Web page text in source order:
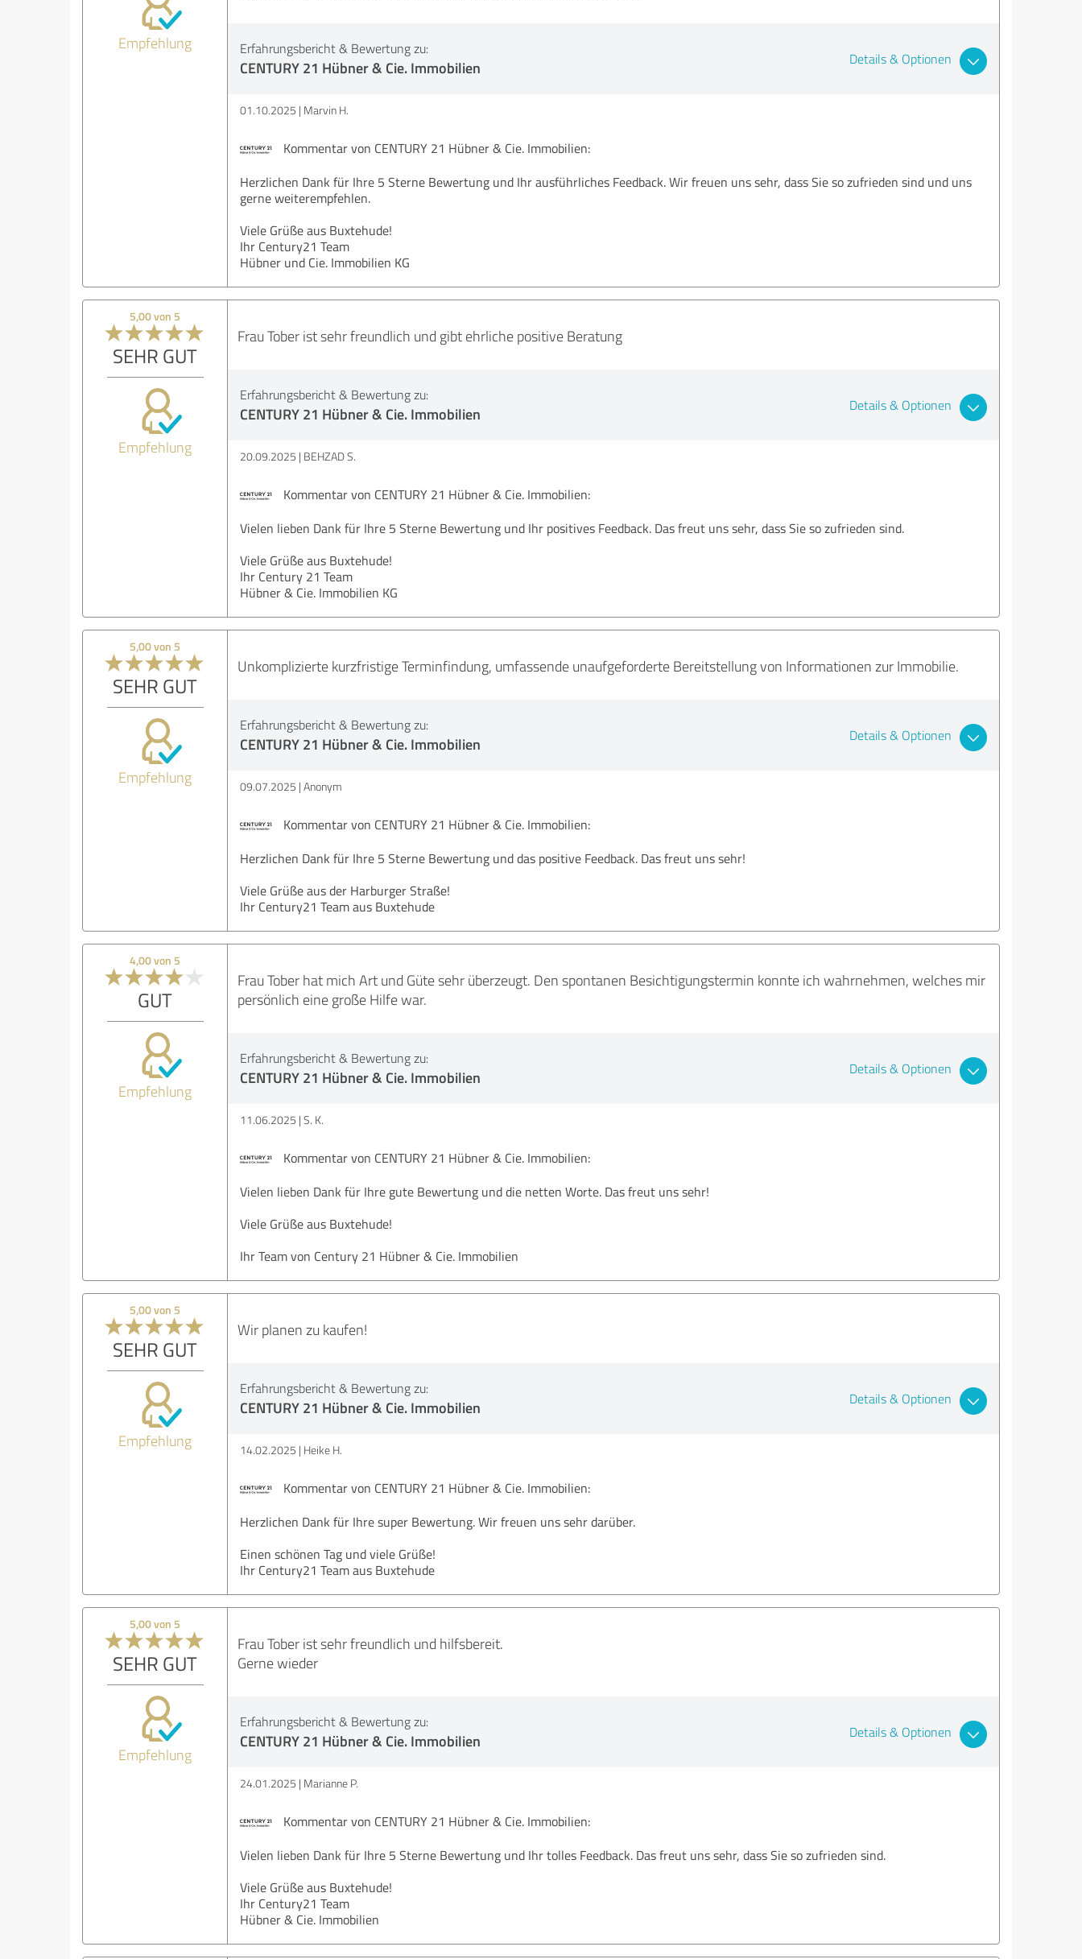
Empfehlung Erfahrungsbericht & Bewertung zu:
CENTURY 21 Hübner & Cie. Immobilien Details & Optionen
01.10.2025 Marvin H.
Kommentar von CENTURY 21 Hübner & Cie. Immobilien:
Herzlichen Dank für Ihre 5 Sterne Bewertung und Ihr ausführliches Feedback. Wir freuen uns sehr, dass Sie so zufrieden sind und uns
gerne weiterempfehlen.
Viele Grüße aus Buxtehude!
Ihr Century21 Team
Hübner und Cie. Immobilien KG
5,00 von 5
SEHR GUT
Empfehlung
Frau Tober ist sehr freundlich und gibt ehrliche positive Beratung
Erfahrungsbericht & Bewertung zu:
CENTURY 21 Hübner & Cie. Immobilien Details & Optionen
20.09.2025 BEHZAD S.
Kommentar von CENTURY 21 Hübner & Cie. Immobilien:
Vielen lieben Dank für Ihre 5 Sterne Bewertung und Ihr positives Feedback. Das freut uns sehr, dass Sie so zufrieden sind.
Viele Grüße aus Buxtehude!
Ihr Century 21 Team
Hübner & Cie. Immobilien KG
5,00 von 5
SEHR GUT
Empfehlung
Unkomplizierte kurzfristige Terminfindung, umfassende unaufgeforderte Bereitstellung von Informationen zur Immobilie.
Erfahrungsbericht & Bewertung zu:
CENTURY 21 Hübner & Cie. Immobilien Details & Optionen
09.07.2025 Anonym
Kommentar von CENTURY 21 Hübner & Cie. Immobilien:
Herzlichen Dank für Ihre 5 Sterne Bewertung und das positive Feedback. Das freut uns sehr!
Viele Grüße aus der Harburger Straße!
Ihr Century21 Team aus Buxtehude
4,00 von 5
GUT
Empfehlung
Frau Tober hat mich Art und Güte sehr überzeugt. Den spontanen Besichtigungstermin konnte ich wahrnehmen, welches mir
persönlich eine große Hilfe war.
Erfahrungsbericht & Bewertung zu:
CENTURY 21 Hübner & Cie. Immobilien Details & Optionen
11.06.2025 S. K.
Kommentar von CENTURY 21 Hübner & Cie. Immobilien:
Vielen lieben Dank für Ihre gute Bewertung und die netten Worte. Das freut uns sehr!
Viele Grüße aus Buxtehude!
Ihr Team von Century 21 Hübner & Cie. Immobilien
5,00 von 5
SEHR GUT
Empfehlung
Wir planen zu kaufen!
Erfahrungsbericht & Bewertung zu:
CENTURY 21 Hübner & Cie. Immobilien Details & Optionen
14.02.2025 Heike H.
Kommentar von CENTURY 21 Hübner & Cie. Immobilien:
Herzlichen Dank für Ihre super Bewertung. Wir freuen uns sehr darüber.
Einen schönen Tag und viele Grüße!
Ihr Century21 Team aus Buxtehude
5,00 von 5
SEHR GUT
Empfehlung
Frau Tober ist sehr freundlich und hilfsbereit.
Gerne wieder
Erfahrungsbericht & Bewertung zu:
CENTURY 21 Hübner & Cie. Immobilien Details & Optionen
24.01.2025 Marianne P.
Kommentar von CENTURY 21 Hübner & Cie. Immobilien:
Vielen lieben Dank für Ihre 5 Sterne Bewertung und Ihr tolles Feedback. Das freut uns sehr, dass Sie so zufrieden sind.
Viele Grüße aus Buxtehude!
Ihr Century21 Team
Hübner & Cie. Immobilien